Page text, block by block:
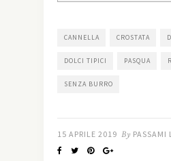
CANNELLA CROSTATA
DOLCI TIPICI PASQUA
SENZA BURRO
15 APRILE 2019 By PASSAMI